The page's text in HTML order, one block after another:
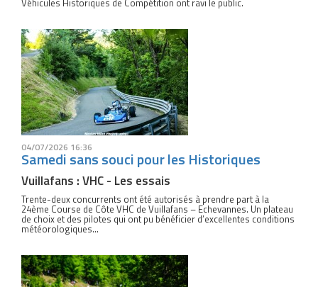
Véhicules Historiques de Compétition ont ravi le public.
04/07/2026 16:36
Samedi sans souci pour les Historiques
Vuillafans : VHC - Les essais
Trente-deux concurrents ont été autorisés à prendre part à la
24ème Course de Côte VHC de Vuillafans – Echevannes. Un plateau
de choix et des pilotes qui ont pu bénéficier d’excellentes conditions
météorologiques…